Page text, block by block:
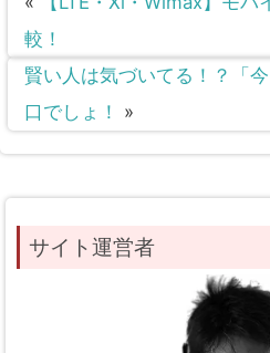
較！
賢い人は気づいてる！？「
口でしょ！
»
サイト運営者